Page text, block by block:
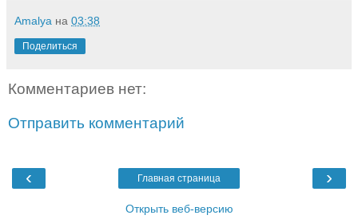
Amalya на 03:38
Поделиться
Комментариев нет:
Отправить комментарий
‹ ›
Главная страница
Открыть веб-версию